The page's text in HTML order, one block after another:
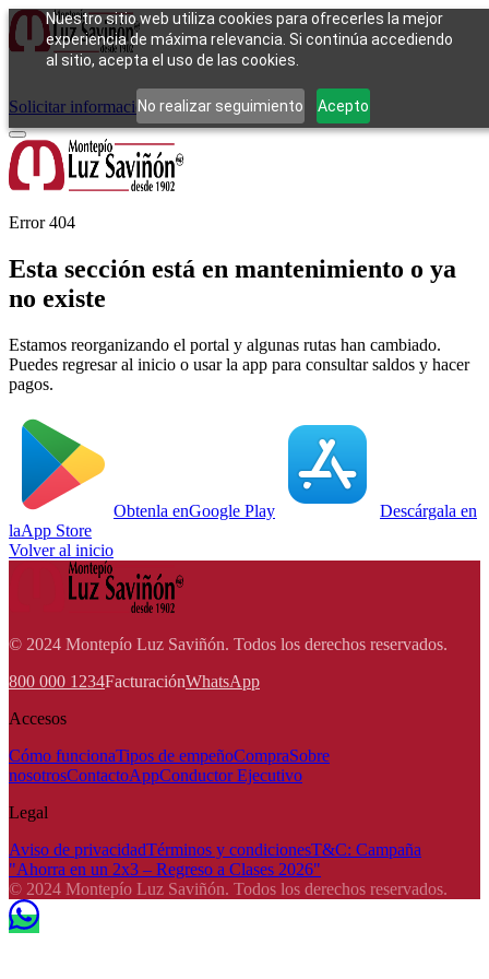
Nuestro sitio web utiliza cookies para ofrecerles la mejor
experiencia de máxima relevancia. Si continúa accediendo
al sitio, acepta el uso de las cookies.
No realizar seguimiento Acepto
Cómo funcionaTipos de empeñoCompraContacto
Solicitar información Iniciar sesión
Error 404
Esta sección está en mantenimiento o ya
no existe
Estamos reorganizando el portal y algunas rutas han cambiado.
Puedes regresar al inicio o usar la app para consultar saldos y hacer
pagos.
Obtenla enGoogle Play
Descárgala en
laApp Store
Volver al inicio
© 2024 Montepío Luz Saviñón. Todos los derechos reservados.
800 000 1234FacturaciónWhatsApp
Accesos
Cómo funcionaTipos de empeñoCompraSobre
nosotrosContactoAppConductor Ejecutivo
Legal
Aviso de privacidadTérminos y condicionesT&C: Campaña
"Ahorra en un 2x3 – Regreso a Clases 2026"
© 2024 Montepío Luz Saviñón. Todos los derechos reservados.